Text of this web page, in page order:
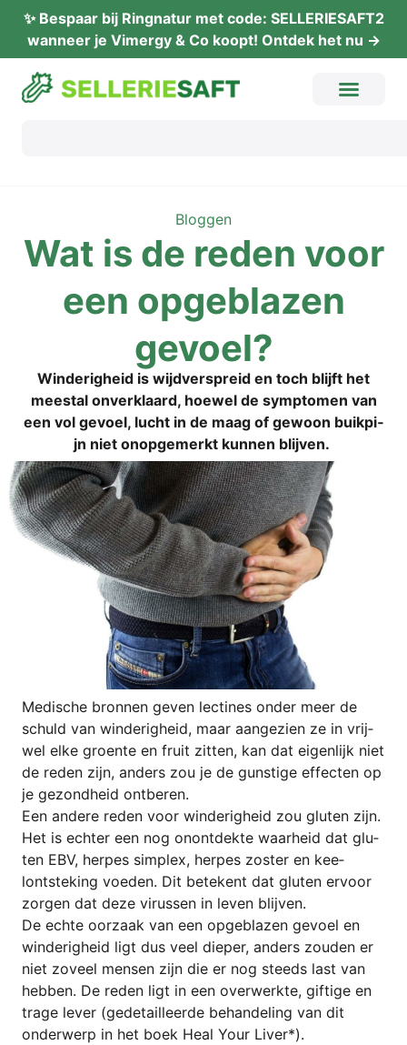
✨ Bes­paar bij Ring­na­tur met code: SELLERIESAFT2
wan­neer je Vimer­gy & Co koopt! Ont­dek het nu →
Blog­gen
Wat is de reden voor
een opge­bla­zen
gevoel?
Wind­e­r­ig­heid is wijd­ver­s­preid en toch bli­jft het
mee­s­tal onver­kla­ard, hoe­wel de sym­pto­men van
een vol gev­oel, lucht in de maag of gewoon buik­pi­
jn niet onop­ge­merkt kun­nen blijven.
Medi­sche bron­nen geven lec­ti­nes onder meer de
schuld van wind­e­r­ig­heid, maar aan­ge­zi­en ze in vri­j­
wel elke groen­te en fruit zit­ten, kan dat eigen­li­jk niet
de reden zijn, anders zou je de guns­ti­ge effec­ten op
je gezond­heid ontberen.
Een ande­re reden voor wind­e­r­ig­heid zou glu­ten zijn.
Het is ech­ter een nog onont­dek­te waar­heid dat glu­
ten EBV, her­pes sim­plex, her­pes zos­ter en kee­
lontste­king voe­den. Dit bete­kent dat glu­ten ervo­or
zor­gen dat deze virus­sen in leven blijven.
De ech­te oor­zaak van een opge­bla­zen gev­oel en
wind­e­r­ig­heid ligt dus veel dieper, anders zou­den er
niet zove­el men­sen zijn die er nog steeds last van
heb­ben. De reden ligt in een over­werk­te, gif­ti­ge en
tra­ge lever (gede­tail­le­er­de behan­de­ling van dit
onder­werp in het boek Heal Your Liver*).